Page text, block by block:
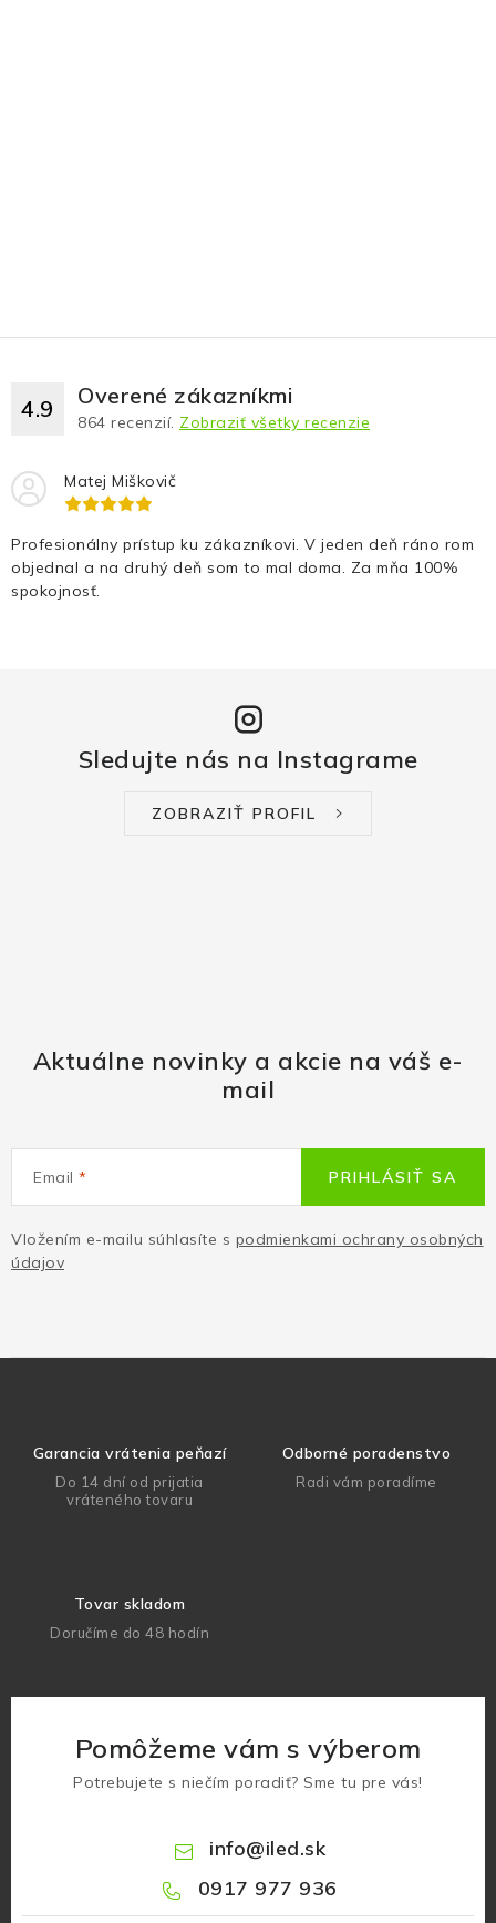
4.9 Overené zákazníkmi
864 recenzií. Zobraziť všetky recenzie
Matej Miškovič
Profesionálny prístup ku zákazníkovi. V jeden deň ráno rom
objednal a na druhý deň som to mal doma. Za mňa 100%
spokojnosť.
Sledujte nás na Instagrame
ZOBRAZIŤ PROFIL
Aktuálne novinky a akcie na váš e-
mail
Email
Vložením e-mailu súhlasíte s podmienkami ochrany osobných
údajov
PRIHLÁSIŤ SA
Garancia vrátenia peňazí
Do 14 dní od prijatia
vráteného tovaru
Odborné poradenstvo
Radi vám poradíme
Tovar skladom
Doručíme do 48 hodín
Pomôžeme vám s výberom
Potrebujete s niečím poradiť? Sme tu pre vás!
info@iled.sk
0917 977 936